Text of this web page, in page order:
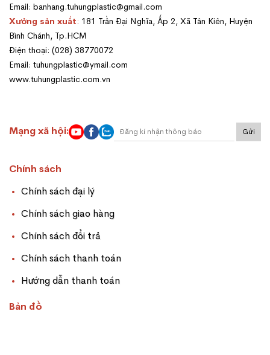
Email: banhang.tuhungplastic@gmail.com
Xưởng sản xuất: 181 Trần Đại Nghĩa, Ấp 2, Xã Tân Kiên, Huyện
Bình Chánh, Tp.HCM
Điện thoại: (028) 38770072
Email: tuhungplastic@ymail.com
www.tuhungplastic.com.vn
Mạng xã hội: Gửi
Chính sách
Chính sách đại lý
Chính sách giao hàng
Chính sách đổi trả
Chính sách thanh toán
Hướng dẫn thanh toán
Bản đồ